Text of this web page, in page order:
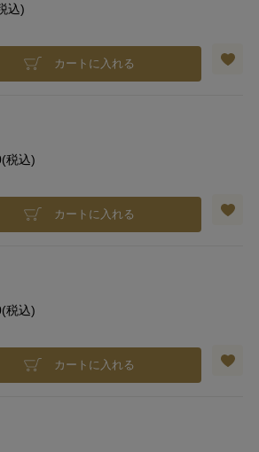
込)
カートに入れる
(税込)
カートに入れる
(税込)
カートに入れる